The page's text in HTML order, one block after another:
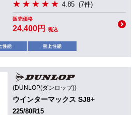
4.85 (7件)
販売価格
24,400円 税込
(DUNLOP(ダンロップ))
ウインターマックス SJ8+
225/80R15